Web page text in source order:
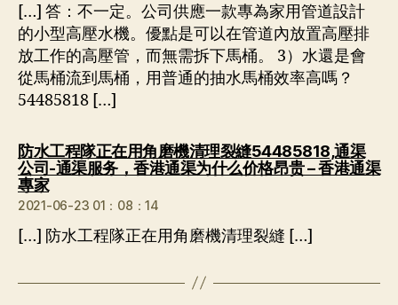
[…] 答：不一定。公司供應一款專為家用管道設計
的小型高壓水機。優點是可以在管道內放置高壓排
放工作的高壓管，而無需拆下馬桶。 3）水還是會
從馬桶流到馬桶，用普通的抽水馬桶效率高嗎？
54485818 […]
防水工程隊正在用角磨機清理裂縫54485818,通渠
公司-通渠服务，香港通渠为什么价格昂贵 – 香港通渠
專家说：
2021-06-23 01：08：14
[…] 防水工程隊正在用角磨機清理裂縫 […]